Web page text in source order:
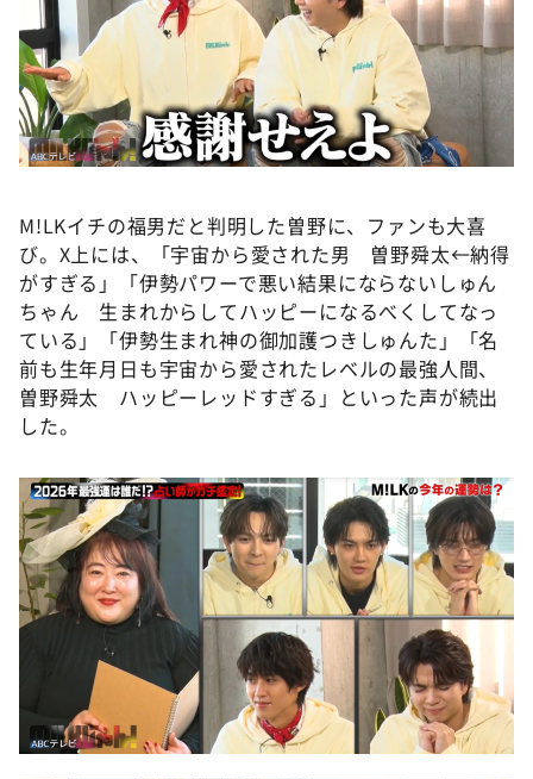
M!LKイチの福男だと判明した曽野に、ファンも大喜
び。X上には、「宇宙から愛された男 曽野舜太←納得
がすぎる」「伊勢パワーで悪い結果にならないしゅん
ちゃん 生まれからしてハッピーになるべくしてなっ
ている」「伊勢生まれ神の御加護つきしゅんた」「名
前も生年月日も宇宙から愛されたレベルの最強人間、
曽野舜太 ハッピーレッドすぎる」といった声が続出
した。